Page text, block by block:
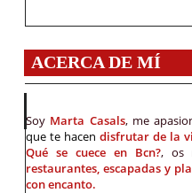
ACERCA DE MÍ
Soy Marta Casals, me
que te hacen disfrutar de la
Qué se cuece en Bcn?, os
restaurantes, escapadas y
con encanto.